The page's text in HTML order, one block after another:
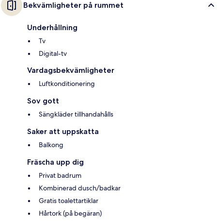
Bekvämligheter på rummet
Underhållning
Tv
Digital-tv
Vardagsbekvämligheter
Luftkonditionering
Sov gott
Sängkläder tillhandahålls
Saker att uppskatta
Balkong
Fräscha upp dig
Privat badrum
Kombinerad dusch/badkar
Gratis toalettartiklar
Hårtork (på begäran)